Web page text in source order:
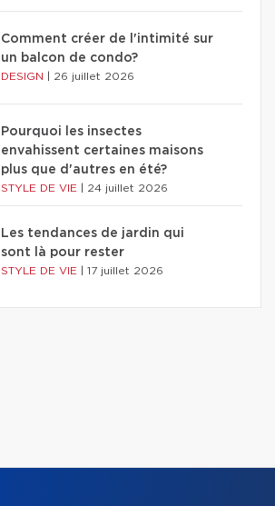
Comment créer de l'intimité sur
un balcon de condo?
DESIGN 26 juillet 2026
Pourquoi les insectes
envahissent certaines maisons
plus que d'autres en été?
STYLE DE VIE 24 juillet 2026
Les tendances de jardin qui
sont là pour rester
STYLE DE VIE 17 juillet 2026